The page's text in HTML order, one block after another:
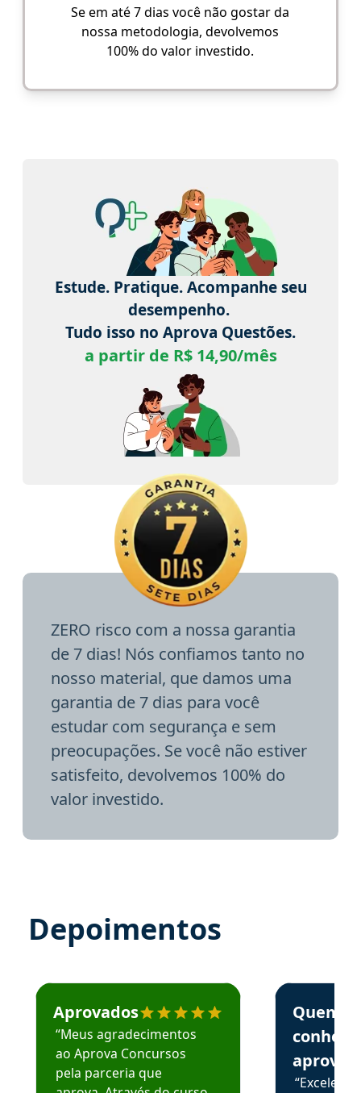
Se em até 7 dias você não gostar da
nossa metodologia, devolvemos
100% do valor investido.
Estude. Pratique. Acompanhe seu
desempenho.
Tudo isso no Aprova Questões.
a partir de R$ 14,90/mês
ZERO risco com a nossa garantia
de 7 dias! Nós confiamos tanto no
nosso material, que damos uma
garantia de 7 dias para você
estudar com segurança e sem
preocupações. Se você não estiver
satisfeito, devolvemos 100% do
valor investido.
Depoimentos
Estudante José recomenda o Aprova Concursos em
Aprovados
“Meus agradecimentos
ao Aprova Concursos
pela parceria que
Estudante
Quem
aprova